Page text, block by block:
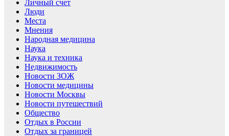
Личный счет
Люди
Места
Мнения
Народная медицина
Наука
Наука и техника
Недвижимость
Новости ЗОЖ
Новости медицины
Новости Москвы
Новости путешествий
Общество
Отдых в России
Отдых за границей